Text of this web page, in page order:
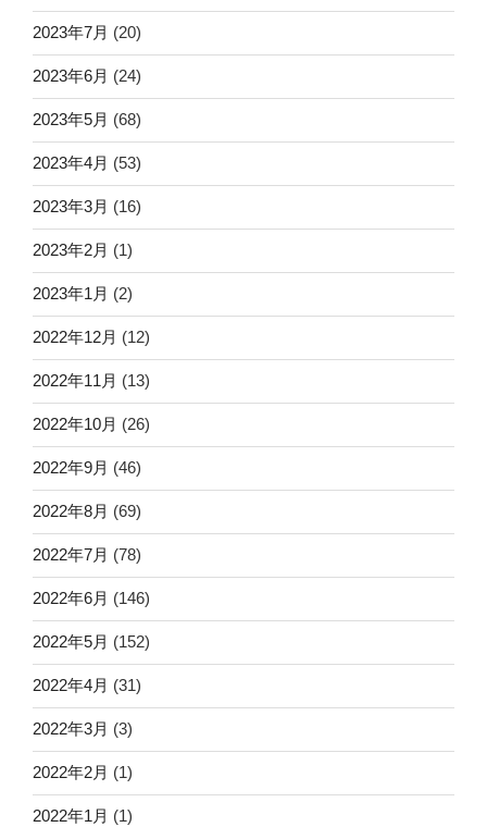
2023年7月 (20)
2023年6月 (24)
2023年5月 (68)
2023年4月 (53)
2023年3月 (16)
2023年2月 (1)
2023年1月 (2)
2022年12月 (12)
2022年11月 (13)
2022年10月 (26)
2022年9月 (46)
2022年8月 (69)
2022年7月 (78)
2022年6月 (146)
2022年5月 (152)
2022年4月 (31)
2022年3月 (3)
2022年2月 (1)
2022年1月 (1)